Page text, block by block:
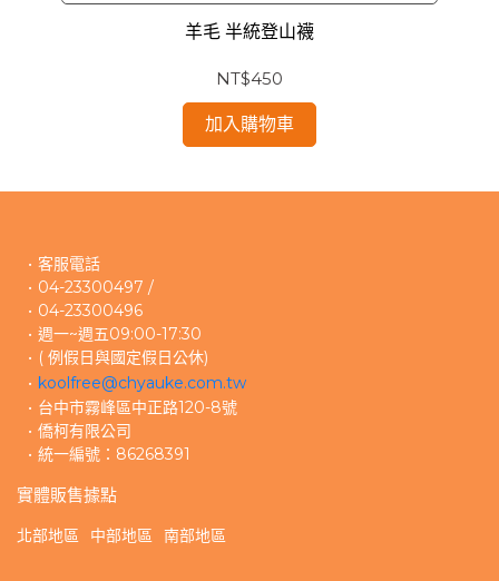
羊毛 半統登山襪
NT$450
加入購物車
客服電話
04-23300497 /
04-23300496
週一~週五09:00-17:30
( 例假日與國定假日公休)
koolfree@chyauke.com.tw
台中市霧峰區中正路120-8號
僑柯有限公司
統一編號：86268391
實體販售據點
北部地區 中部地區 南部地區